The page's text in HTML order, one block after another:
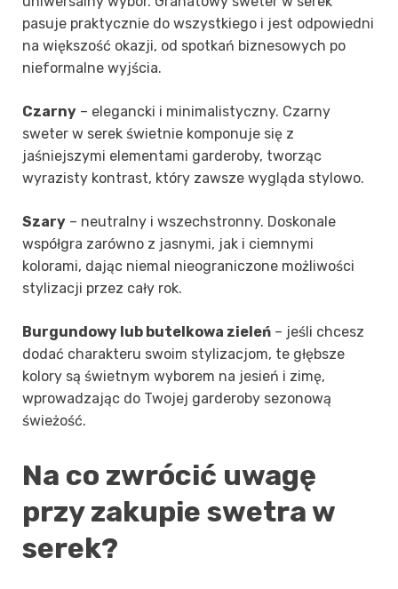
pasuje praktycznie do wszystkiego i jest odpowiedni
na większość okazji, od spotkań biznesowych po
nieformalne wyjścia.
Czarny – elegancki i minimalistyczny. Czarny
sweter w serek świetnie komponuje się z
jaśniejszymi elementami garderoby, tworząc
wyrazisty kontrast, który zawsze wygląda stylowo.
Szary – neutralny i wszechstronny. Doskonale
współgra zarówno z jasnymi, jak i ciemnymi
kolorami, dając niemal nieograniczone możliwości
stylizacji przez cały rok.
Burgundowy lub butelkowa zieleń – jeśli chcesz
dodać charakteru swoim stylizacjom, te głębsze
kolory są świetnym wyborem na jesień i zimę,
wprowadzając do Twojej garderoby sezonową
świeżość.
Na co zwrócić uwagę
przy zakupie swetra w
serek?